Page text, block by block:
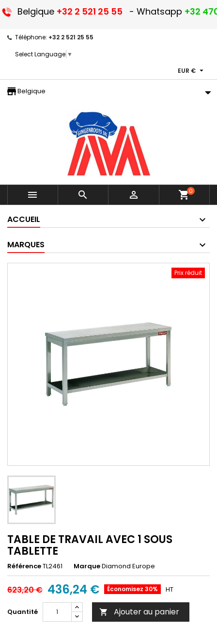
Belgique +32 2 521 25 55 - Whatsapp +32
Téléphone: +32 2 521 25 55
Select Language ▼
EUR € 
storefront
Belgique
   shopping_cart0
ACCUEIL
MARQUES
Prix réduit
TABLE DE TRAVAIL AVEC 1 SOUS
TABLETTE
RéférenceTL2461 MarqueDiamond Europe
623,20 € 436,24 € Économisez 30% HT
Quantité  Ajouter au panier